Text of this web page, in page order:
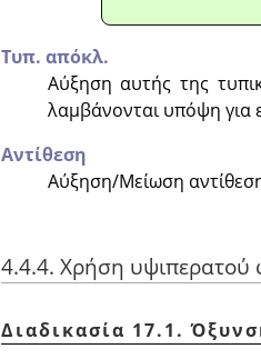
Τυπ. απόκλ.
Αύξηση αυτής της
λαμβάνονται υπόψη για
Αντίθεση
Αύξηση/Μείωση
4.4.4. Χρήση υψιπερατού
Διαδικασία 17.1.